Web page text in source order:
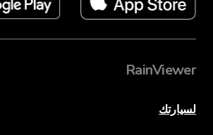
RainViewer
لسيارتك